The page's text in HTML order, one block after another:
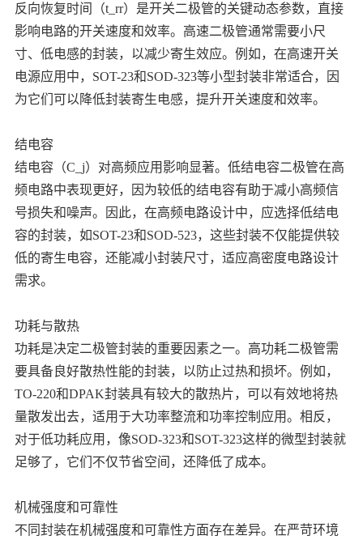
反向恢复时间（t_rr）是开关二极管的关键动态参数，直接
影响电路的开关速度和效率。高速二极管通常需要小尺
寸、低电感的封装，以减少寄生效应。例如，在高速开关
电源应用中，SOT-23和SOD-323等小型封装非常适合，因
为它们可以降低封装寄生电感，提升开关速度和效率。
结电容
结电容（C_j）对高频应用影响显著。低结电容二极管在高
频电路中表现更好，因为较低的结电容有助于减小高频信
号损失和噪声。因此，在高频电路设计中，应选择低结电
容的封装，如SOT-23和SOD-523，这些封装不仅能提供较
低的寄生电容，还能减小封装尺寸，适应高密度电路设计
需求。
功耗与散热
功耗是决定二极管封装的重要因素之一。高功耗二极管需
要具备良好散热性能的封装，以防止过热和损坏。例如，
TO-220和DPAK封装具有较大的散热片，可以有效地将热
量散发出去，适用于大功率整流和功率控制应用。相反，
对于低功耗应用，像SOD-323和SOT-323这样的微型封装就
足够了，它们不仅节省空间，还降低了成本。
机械强度和可靠性
不同封装在机械强度和可靠性方面存在差异。在严苛环境